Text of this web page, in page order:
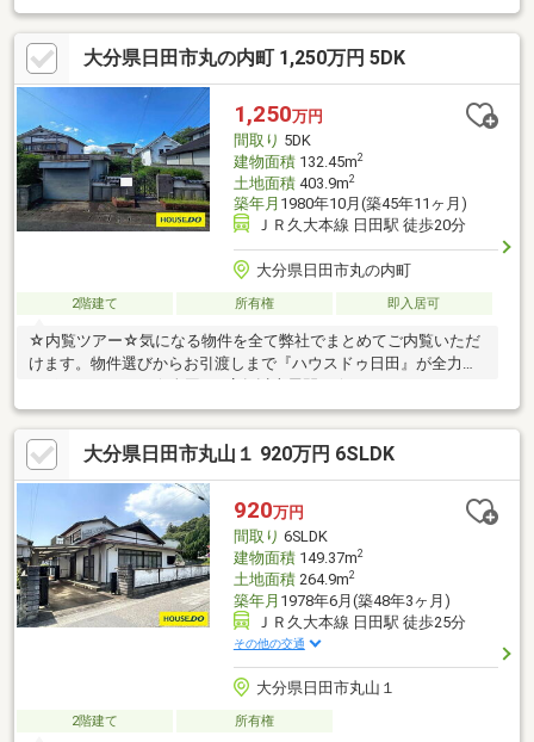
ある便利な仕様です。●駐車スペース増設工事を行っておりま
す。
大分県日田市丸の内町 1,250万円 5DK
1,250万円
間取り 5DK
建物面積132.45m2
土地面積403.9m2
築年月 1980年10月(築45年11ヶ月)
ＪＲ久大本線 日田駅 徒歩20分
大分県日田市丸の内町
2階建て 所有権 即入居可
☆内覧ツアー☆気になる物件を全て弊社でまとめてご内覧いただ
けます。物件選びからお引渡しまで『ハウスドゥ日田』が全力で
こその豊富な情報量と実績を生かし、お客様の夢のマイホーム探
しを全力でサポートいたします！
大分県日田市丸山１ 920万円 6SLDK
920万円
間取り 6SLDK
建物面積149.37m2
土地面積264.9m2
築年月 1978年6月(築48年3ヶ月)
ＪＲ久大本線 日田駅 徒歩25分
その他の交通
大分県日田市丸山１
2階建て 所有権